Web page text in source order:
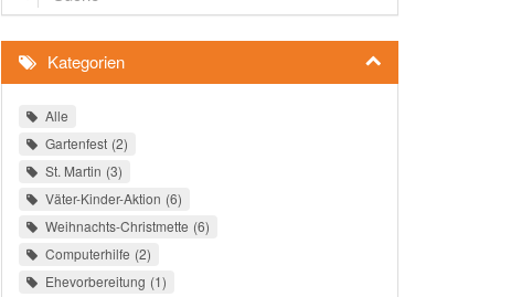
Kategorien
Alle
Gartenfest 2
St. Martin 3
Väter-Kinder-Aktion 6
Weihnachts-Christmette 6
Computerhilfe 2
Ehevorbereitung 1